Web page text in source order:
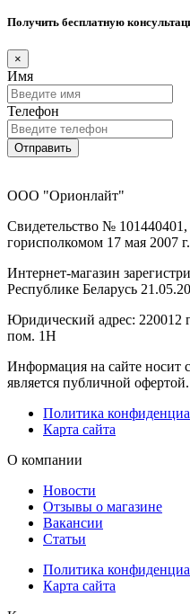
Получить бесплатную
×
Имя
Телефон
Отправить
ООО "Орионлайт"
Свидетельство №
горисполкомом 17 мая 2007 г.
Интернет-магазин
Республике Беларусь
Юридический адрес: 220012
пом. 1Н
Информация на сайте носит
является публичной офертой.
Политика
Карта сайта
О компании
Новости
Отзывы о магазине
Вакансии
Статьи
Политика
Карта сайта